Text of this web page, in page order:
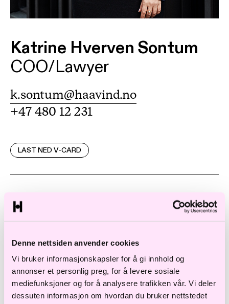
Denne nettsiden anvender cookies
Vi bruker informasjonskapsler for å gi innhold og
annonser et personlig preg, for å levere sosiale
mediefunksjoner og for å analysere trafikken vår. Vi deler
dessuten informasjon om hvordan du bruker nettstedet
Katrine Hverven Sontum
COO/Lawyer
k.sontum@haavind.no
+47 480 12 231
LAST NED V-CARD
Katrine Hverven Sontum er Haavinds COO
og leder selskapet i samarbeid med vår
Managing Partner. Hun leder også Haavinds
enheter innen forretningsstøtte, herunder
Økonomi, HR, Marked, Administrasjon og